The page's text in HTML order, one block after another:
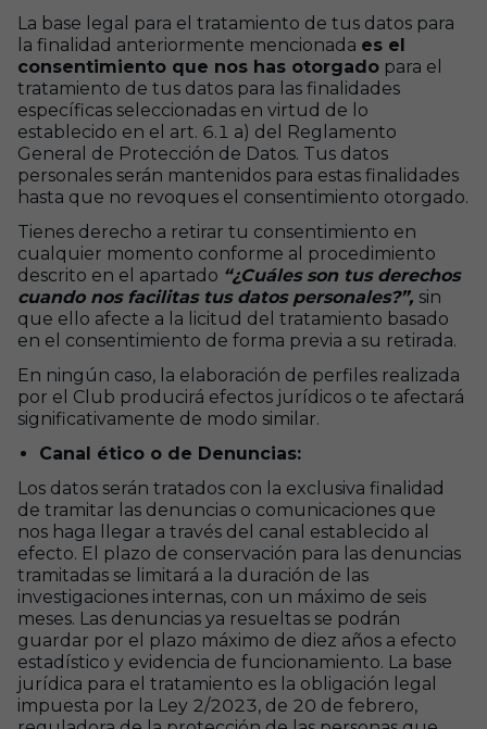
La base legal para el tratamiento de tus datos para
la finalidad anteriormente mencionada es el
consentimiento que nos has otorgado para el
tratamiento de tus datos para las finalidades
específicas seleccionadas en virtud de lo
establecido en el art. 6.1 a) del Reglamento
General de Protección de Datos. Tus datos
personales serán mantenidos para estas finalidades
hasta que no revoques el consentimiento otorgado.
Tienes derecho a retirar tu consentimiento en
cualquier momento conforme al procedimiento
descrito en el apartado “¿Cuáles son tus derechos
cuando nos facilitas tus datos personales?”, sin
que ello afecte a la licitud del tratamiento basado
en el consentimiento de forma previa a su retirada.
En ningún caso, la elaboración de perfiles realizada
por el Club producirá efectos jurídicos o te afectará
significativamente de modo similar.
Canal ético o de Denuncias:
Los datos serán tratados con la exclusiva finalidad
de tramitar las denuncias o comunicaciones que
nos haga llegar a través del canal establecido al
efecto. El plazo de conservación para las denuncias
tramitadas se limitará a la duración de las
investigaciones internas, con un máximo de seis
meses. Las denuncias ya resueltas se podrán
guardar por el plazo máximo de diez años a efecto
estadístico y evidencia de funcionamiento. La base
jurídica para el tratamiento es la obligación legal
impuesta por la Ley 2/2023, de 20 de febrero,